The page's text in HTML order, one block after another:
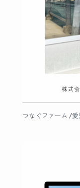
つなぐファーム /愛